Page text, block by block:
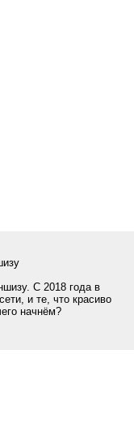
С 2018 года в
и те, что красиво
начнём?